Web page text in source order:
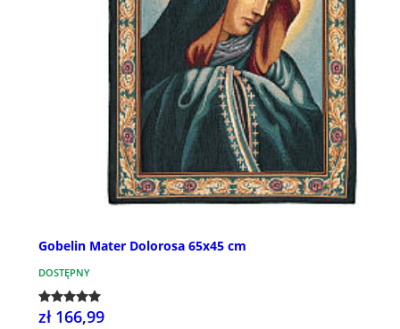
Gobelin Mater Dolorosa 65x45 cm
DOSTĘPNY
zł 166,99